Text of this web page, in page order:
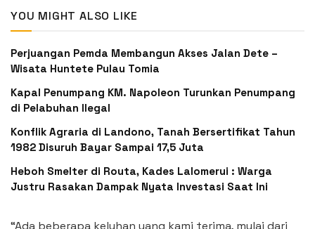
YOU MIGHT ALSO LIKE
Perjuangan Pemda Membangun Akses Jalan Dete –
Wisata Huntete Pulau Tomia
Kapal Penumpang KM. Napoleon Turunkan Penumpang
di Pelabuhan Ilegal
Konflik Agraria di Landono, Tanah Bersertifikat Tahun
1982 Disuruh Bayar Sampai 17,5 Juta
Heboh Smelter di Routa, Kades Lalomerui : Warga
Justru Rasakan Dampak Nyata Investasi Saat Ini
“Ada beberapa keluhan yang kami terima, mulai dari